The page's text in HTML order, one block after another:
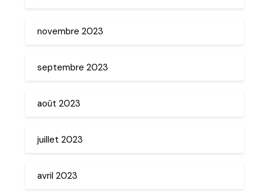
novembre 2023
septembre 2023
août 2023
juillet 2023
avril 2023